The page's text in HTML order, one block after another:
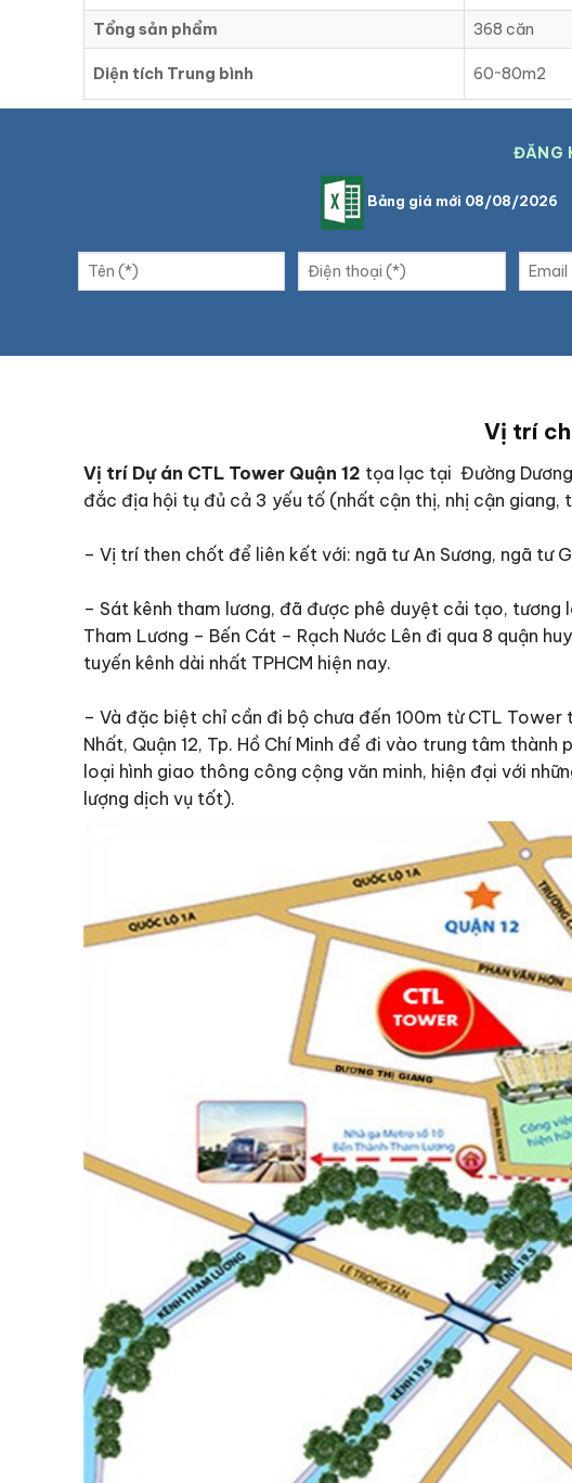
Tổng sản phẩm 368 căn
Diện tích Trung bình 60~80m2
ĐĂNG
Bảng giá mới 08/08/2026
Vị trí
Vị trí Dự án CTL Tower Quận 12 tọa lạc tại Đường Dương
đắc địa hội tụ đủ cả 3 yếu tố (nhất cận thị, nhị cận giang,
– Vị trí then chốt để liên kết với: ngã tư An Sương, ngã tư
– Sát kênh tham lương, đã được phê duyệt cải tạo, tương
Tham Lương – Bến Cát – Rạch Nước Lên đi qua 8 quận
tuyến kênh dài nhất TPHCM hiện nay.
– Và đặc biệt chỉ cần đi bộ chưa đến 100m từ CTL Tower
Nhất, Quận 12, Tp. Hồ Chí Minh để đi vào trung tâm
loại hình giao thông công cộng văn minh, hiện đại với
lượng dịch vụ tốt).